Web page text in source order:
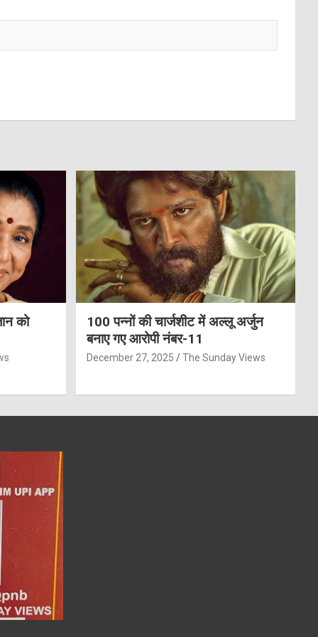
को
100 पन्नों की चार्जशीट में अल्लू अर्जुन
बनाए गए आरोपी नंबर-11
December 27, 2025 The Sunday Views